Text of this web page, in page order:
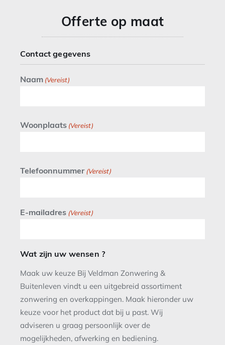
Offerte op maat
Contact gegevens
Naam (Vereist)
Woonplaats (Vereist)
Telefoonnummer (Vereist)
E-mailadres (Vereist)
Wat zijn uw wensen ?
Maak uw keuze Bij Veldman Zonwering &
Buitenleven vindt u een uitgebreid assortiment
zonwering en overkappingen. Maak hieronder uw
keuze voor het product dat bij u past. Wij
adviseren u graag persoonlijk over de
mogelijkheden, afwerking en bediening.